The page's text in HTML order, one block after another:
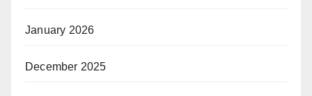
January 2026
December 2025